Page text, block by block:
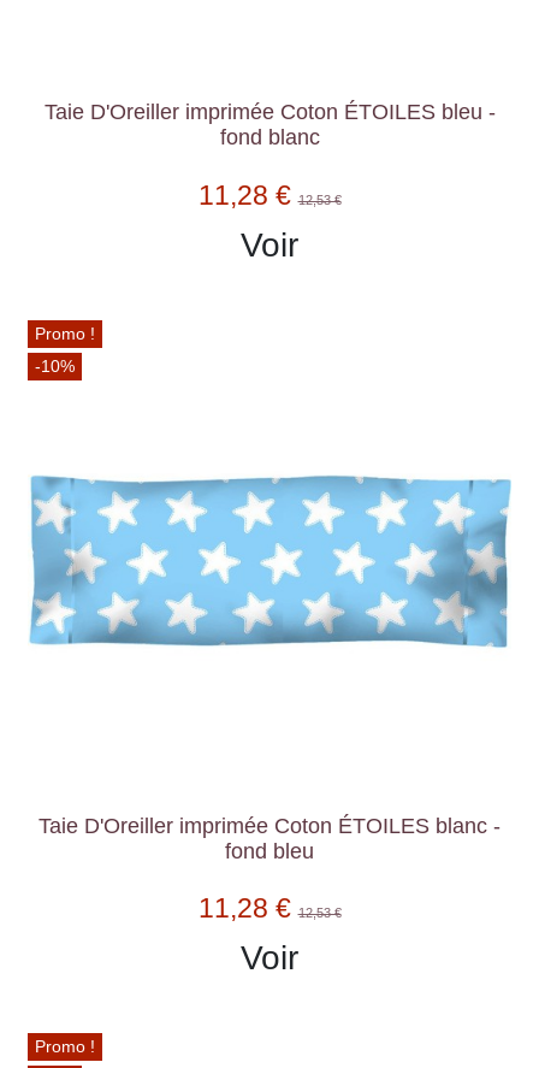
Taie D'Oreiller imprimée Coton ÉTOILES bleu -
fond blanc
11,28 €12,53 €
Voir
Promo !
-10%
Taie D'Oreiller imprimée Coton ÉTOILES blanc -
fond bleu
11,28 €12,53 €
Voir
Promo !